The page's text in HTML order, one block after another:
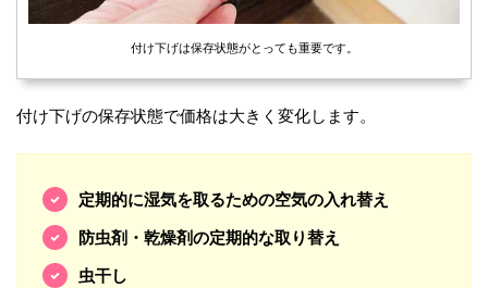
付け下げは保存状態がとっても重要です。
付け下げの保存状態で価格は大きく変化します。
定期的に湿気を取るための空気の入れ替え
防虫剤・乾燥剤の定期的な取り替え
虫干し